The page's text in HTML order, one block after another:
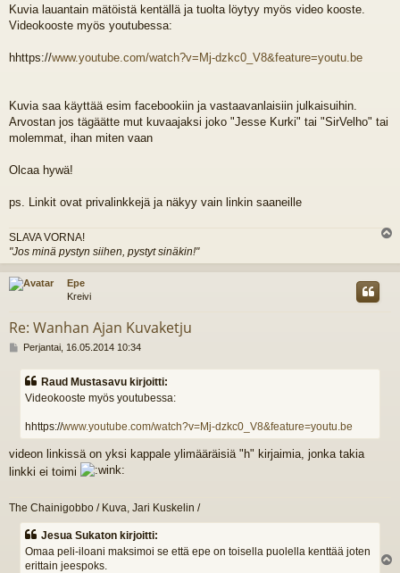
t
i
Kuvia lauantain mätöistä kentällä ja tuolta löytyy myös video kooste.
Videokooste myös youtubessa:
hhttps://www.youtube.com/watch?v=Mj-dzkc0_V8&feature=youtu.be
Kuvia saa käyttää esim facebookiin ja vastaavanlaisiin julkaisuihin.
Arvostan jos tägäätte mut kuvaajaksi joko "Jesse Kurki" tai "SirVelho" tai
molemmat, ihan miten vaan
Olcaa hywä!
ps. Linkit ovat privalinkkejä ja näkyy vain linkin saaneille
SLAVA VORNA!
"Jos minä pystyn siihen, pystyt sinäkin!"
ö
Epe
Kreivi
Re: Wanhan Ajan Kuvaketju
V
e
Perjantai, 16.05.2014 10:34
Raud Mustasavu kirjoitti:
Videokooste myös youtubessa:
hhttps://www.youtube.com/watch?v=Mj-dzkc0_V8&feature=youtu.be
videon linkissä on yksi kappale ylimääräisiä "h" kirjaimia, jonka takia
linkki ei toimi
The Chainigobbo / Kuva, Jari Kuskelin /
Jesua Sukaton kirjoitti:
Omaa peli-iloani maksimoi se että epe on toisella puolella kenttää joten
erittain jeespoks.